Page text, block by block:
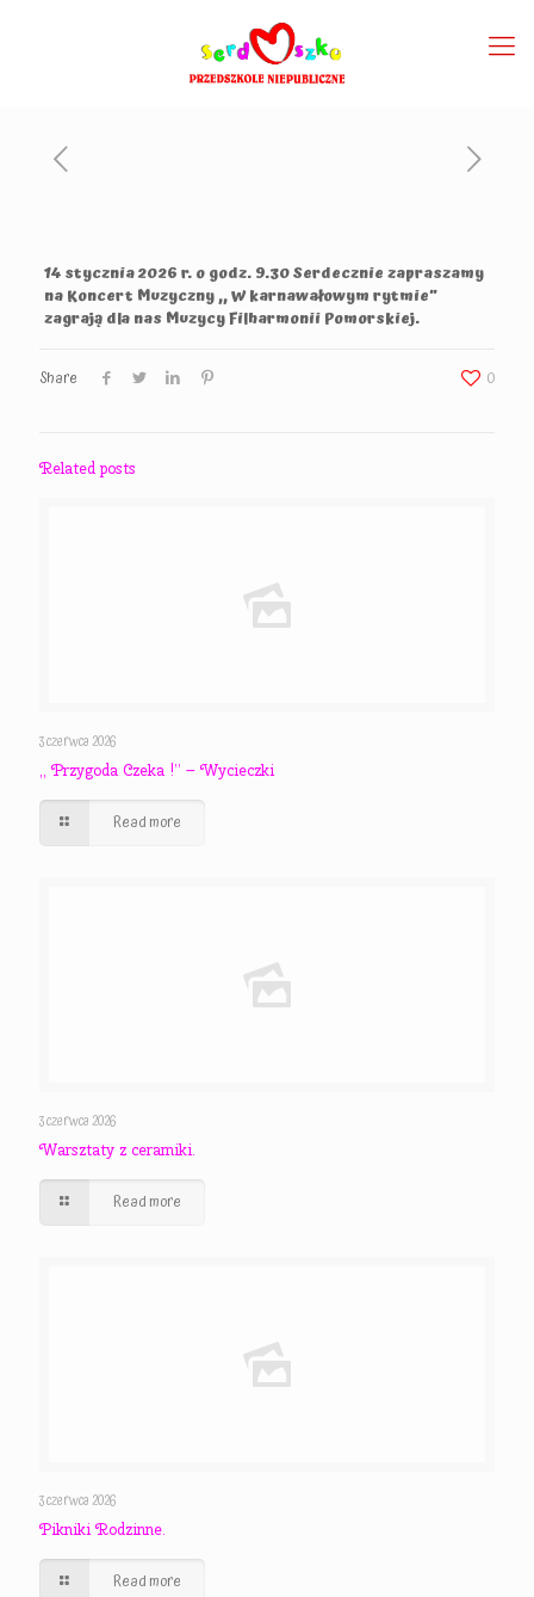
14 stycznia 2026 r. o godz. 9.30 Serdecznie zapraszamy
na Koncert Muzyczny ,, W karnawałowym rytmie”
zagrają dla nas Muzycy Filharmonii Pomorskiej.
Share 0
Related posts
3 czerwca 2026
,, Przygoda Czeka !” – Wycieczki
Read more
3 czerwca 2026
Warsztaty z ceramiki.
Read more
3 czerwca 2026
Pikniki Rodzinne.
Read more